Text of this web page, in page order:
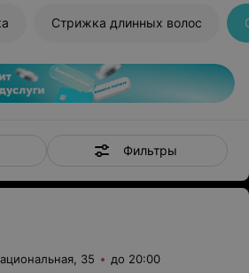
Стрижка длинных волос
Фильтры
35 до 20:00